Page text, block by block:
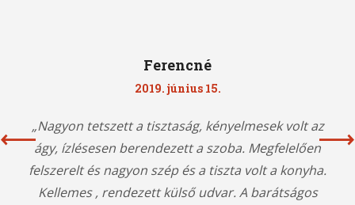
Ferencné
2019. június 15.
„Nagyon tetszett a tisztaság, kényelmesek volt az
ágy, ízlésesen berendezett a szoba. Megfelelően
felszerelt és nagyon szép és a tiszta volt a konyha.
Kellemes , rendezett külső udvar. A barátságos